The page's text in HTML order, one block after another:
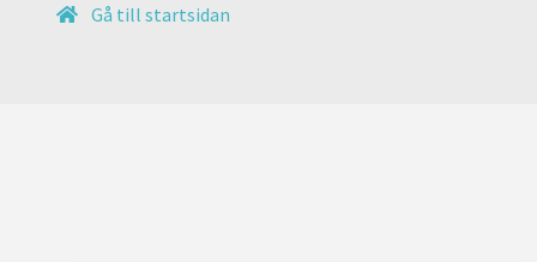
Gå till startsidan